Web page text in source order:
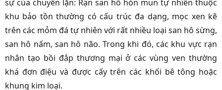
sự của chuyến lặn: Rạn san hô hòn mun tự nhiên thuộc
khu bảo tồn thường có cấu trúc đa dạng, mọc xen kẽ
trên các mỏm đá tự nhiên với rất nhiều loại san hô sừng,
san hô nấm, san hô não. Trong khi đó, các khu vực rạn
nhân tạo bồi đắp thương mại ở các vùng ven thường
khá đơn điệu và được cấy trên các khối bê tông hoặc
khung kim loại.